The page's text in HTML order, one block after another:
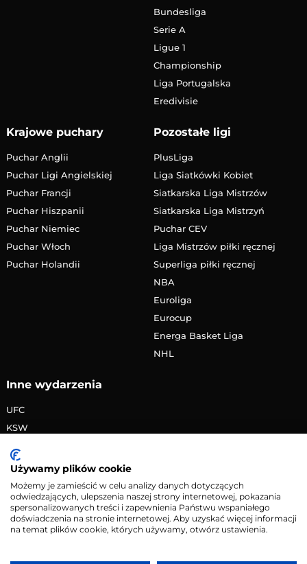
Bundesliga
Serie A
Ligue 1
Championship
Liga Portugalska
Eredivisie
Krajowe puchary
Puchar Anglii
Puchar Ligi Angielskiej
Puchar Francji
Puchar Hiszpanii
Puchar Niemiec
Puchar Włoch
Puchar Holandii
Pozostałe ligi
PlusLiga
Liga Siatkówki Kobiet
Siatkarska Liga Mistrzów
Siatkarska Liga Mistrzyń
Puchar CEV
Liga Mistrzów piłki ręcznej
Superliga piłki ręcznej
NBA
Euroliga
Eurocup
Energa Basket Liga
NHL
Inne wydarzenia
UFC
KSW
PRIME MMA
Żużlowa Ekstraliga
Speedway Grand Prix
Skoki narciarskie
Używamy plików cookie
Możemy je zamieścić w celu analizy danych dotyczących
odwiedzających, ulepszenia naszej strony internetowej, pokazania
spersonalizowanych treści i zapewnienia Państwu wspaniałego
doświadczenia na stronie internetowej. Aby uzyskać więcej informacji
na temat plików cookie, których używamy, otwórz ustawienia.